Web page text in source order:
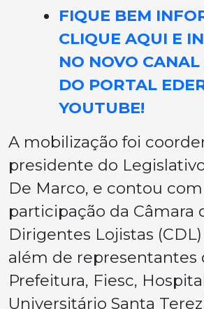
FIQUE BEM
CLIQUE AQUI E
NO NOVO
DO PORTAL
YOUTUBE!
A mobilização foi
presidente do
De Marco, e contou com
participação da Câmara
Dirigentes Lojistas
além de representantes
Prefeitura, Fiesc,
Universitário Santa